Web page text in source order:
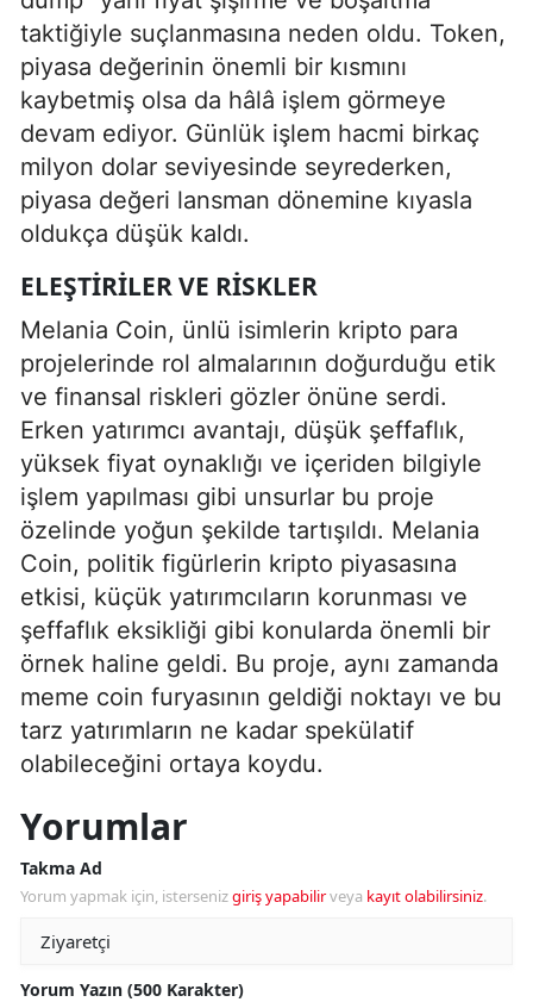
taktiğiyle suçlanmasına neden oldu. Token,
piyasa değerinin önemli bir kısmını
kaybetmiş olsa da hâlâ işlem görmeye
devam ediyor. Günlük işlem hacmi birkaç
milyon dolar seviyesinde seyrederken,
piyasa değeri lansman dönemine kıyasla
oldukça düşük kaldı.
ELEŞTIRILER VE RISKLER
Melania Coin, ünlü isimlerin kripto para
projelerinde rol almalarının doğurduğu etik
ve finansal riskleri gözler önüne serdi.
Erken yatırımcı avantajı, düşük şeffaflık,
yüksek fiyat oynaklığı ve içeriden bilgiyle
işlem yapılması gibi unsurlar bu proje
özelinde yoğun şekilde tartışıldı. Melania
Coin, politik figürlerin kripto piyasasına
etkisi, küçük yatırımcıların korunması ve
şeffaflık eksikliği gibi konularda önemli bir
örnek haline geldi. Bu proje, aynı zamanda
meme coin furyasının geldiği noktayı ve bu
tarz yatırımların ne kadar spekülatif
olabileceğini ortaya koydu.
Yorumlar
Takma Ad
Yorum yapmak için, istersenizgiriş yapabilirveya kayıt olabilirsiniz.
Yorum Yazın (500 Karakter)